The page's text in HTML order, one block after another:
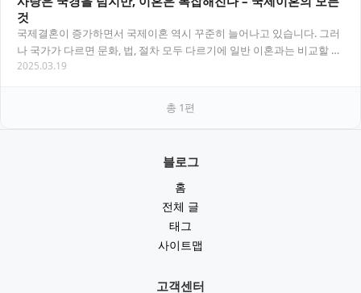
것
국제결혼이 증가하면서 국제이혼 역시 꾸준히 늘어나고 있습니다. 그러
나 국가가 다르면 문화, 법, 절차 모두 다르기에 일반 이혼과는 비교할 수
없는 복잡함이 따릅니다. 이번 글에서는…
2025.03.19
총 1편
블로그
홈
전체 글
태그
사이트맵
고객센터